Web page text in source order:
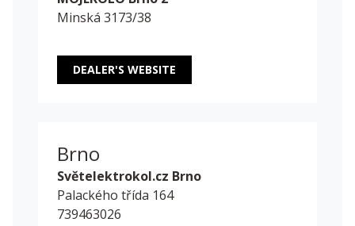
Minská 3173/38
DEALER'S WEBSITE
Brno
Světelektrokol.cz Brno
Palackého třída 164
739463026